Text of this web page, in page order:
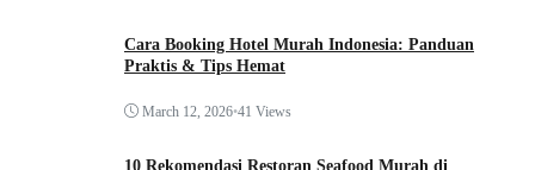
Cara Booking Hotel Murah Indonesia: Panduan
Praktis & Tips Hemat
March 12, 2026•41 Views
10 Rekomendasi Restoran Seafood Murah di